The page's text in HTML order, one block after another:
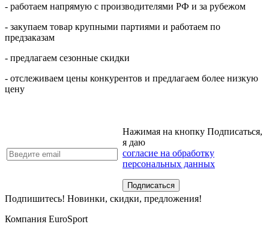
- работаем напрямую с производителями РФ и за рубежом
- закупаем товар крупными партиями и работаем по
предзаказам
- предлагаем сезонные скидки
- отслеживаем цены конкурентов и предлагаем более низкую
цену
Нажимая на кнопку Подписаться,
я даю
согласие на обработку
персональных данных
Подпишитесь! Новинки, скидки, предложения!
Компания EuroSport